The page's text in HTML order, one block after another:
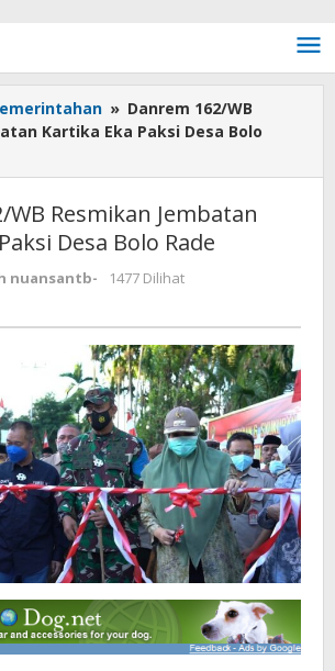
» Danrem 162/WB
Kartika Eka Paksi Desa Bolo
WB Resmikan Jembatan
Desa Bolo Rade
nuansantb-
1477 Dilihat